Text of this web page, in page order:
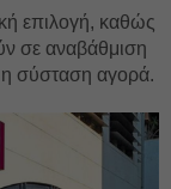
επιλογή, καθώς
σε αναβάθμιση
η σύσταση αγορά.